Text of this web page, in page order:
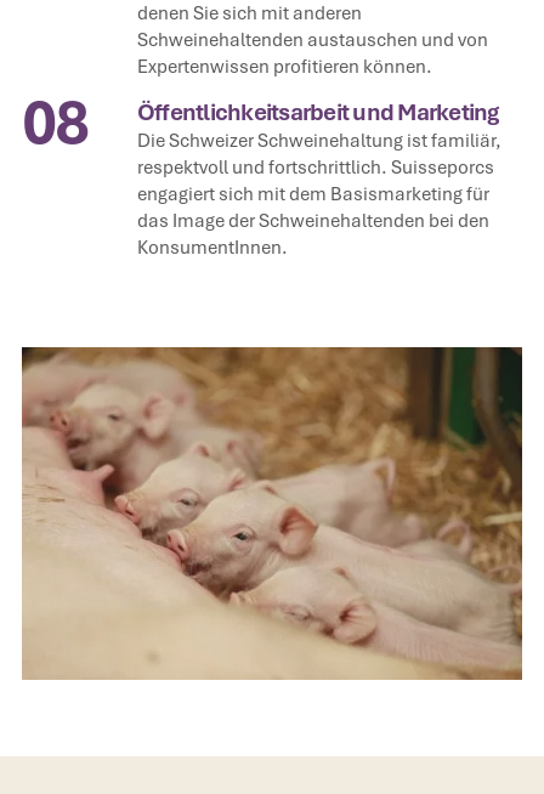
denen Sie sich mit anderen
Schweinehaltenden austauschen und von
Expertenwissen profitieren können.
08 Öffentlichkeitsarbeit und Marketing
Die Schweizer Schweinehaltung ist familiär,
respektvoll und fortschrittlich. Suisseporcs
engagiert sich mit dem Basismarketing für
das Image der Schweinehaltenden bei den
KonsumentInnen.